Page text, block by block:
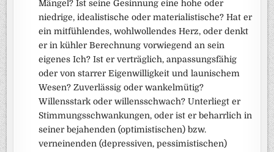
Mängel? Ist seine Gesinnung eine hohe oder
niedrige, idealistische oder materialistische? Hat er
ein mitfühlendes, wohlwollendes Herz, oder denkt
er in kühler Berechnung vorwiegend an sein
eigenes Ich? Ist er verträglich, anpassungsfähig
oder von starrer Eigenwilligkeit und launischem
Wesen? Zuverlässig oder wankelmütig?
Willensstark oder willensschwach? Unterliegt er
Stimmungsschwankungen, oder ist er beharrlich in
seiner bejahenden (optimistischen) bzw.
verneinenden (depressiven, pessimistischen)